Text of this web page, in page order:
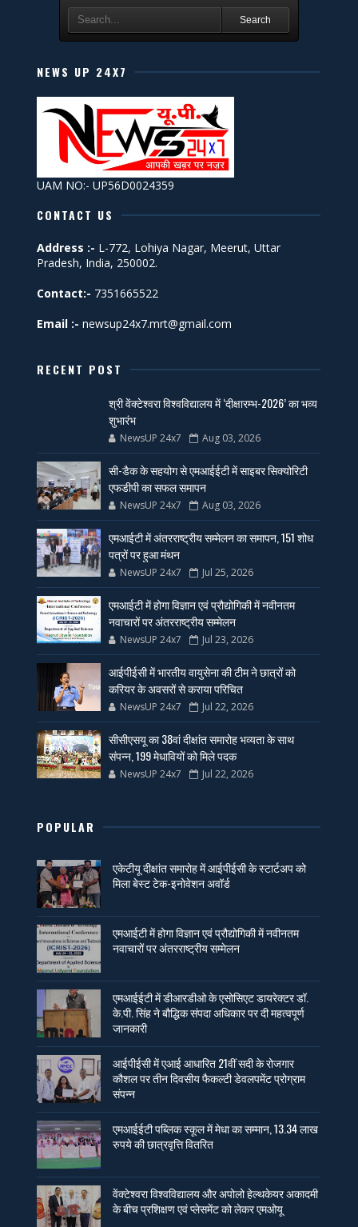
Search
NEWS UP 24X7
UAM NO:- UP56D0024359
CONTACT US
Address :- L-772, Lohiya Nagar, Meerut, Uttar
Pradesh, India, 250002.
Contact:- 7351665522
Email :- newsup24x7.mrt@gmail.com
RECENT POST
श्री वेंक्टेश्वरा विश्वविद्यालय में ‘दीक्षारम्भ-2026’ का भव्य
शुभारंभ
NewsUP 24x7 Aug 03, 2026
सी-डैक के सहयोग से एमआईईटी में साइबर सिक्योरिटी
एफडीपी का सफल समापन
NewsUP 24x7 Aug 03, 2026
एमआईटी में अंतरराष्ट्रीय सम्मेलन का समापन, 151 शोध
पत्रों पर हुआ मंथन
NewsUP 24x7 Jul 25, 2026
एमआईटी में होगा विज्ञान एवं प्रौद्योगिकी में नवीनतम
नवाचारों पर अंतरराष्ट्रीय सम्मेलन
NewsUP 24x7 Jul 23, 2026
आईपीईसी में भारतीय वायुसेना की टीम ने छात्रों को
करियर के अवसरों से कराया परिचित
NewsUP 24x7 Jul 22, 2026
सीसीएसयू का 38वां दीक्षांत समारोह भव्यता के साथ
संपन्न, 199 मेधावियों को मिले पदक
NewsUP 24x7 Jul 22, 2026
POPULAR
एकेटीयू दीक्षांत समारोह में आईपीईसी के स्टार्टअप को
मिला बेस्ट टेक-इनोवेशन अवॉर्ड
एमआईटी में होगा विज्ञान एवं प्रौद्योगिकी में नवीनतम
नवाचारों पर अंतरराष्ट्रीय सम्मेलन
एमआईईटी में डीआरडीओ के एसोसिएट डायरेक्टर डॉ.
के.पी. सिंह ने बौद्धिक संपदा अधिकार पर दी महत्वपूर्ण
जानकारी
आईपीईसी में एआई आधारित 21वीं सदी के रोजगार
कौशल पर तीन दिवसीय फैकल्टी डेवलपमेंट प्रोग्राम
संपन्न
एमआईईटी पब्लिक स्कूल में मेधा का सम्मान, 13.34 लाख
रुपये की छात्रवृत्ति वितरित
वेंक्टेश्वरा विश्वविद्यालय और अपोलो हेल्थकेयर अकादमी
के बीच प्रशिक्षण एवं प्लेसमेंट को लेकर एमओयू